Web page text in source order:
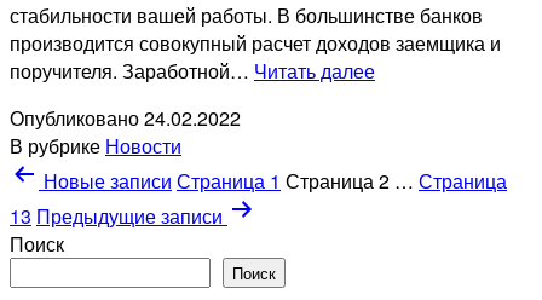
стабильности вашей работы. В большинстве банков
производится совокупный расчет доходов заемщика и
поручителя. Заработной… Читать далееТребования
сумму
Опубликовано24.02.2022
В рубрике Новости
Пагинация
записей
Новыезаписи Страница 1 Страница 2 … Страница
13 Предыдущиезаписи
Поиск
Поиск